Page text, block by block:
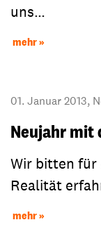
uns…
mehr
01. Januar 2013,
Neujahr mit
Wir bitten für
Realität
mehr